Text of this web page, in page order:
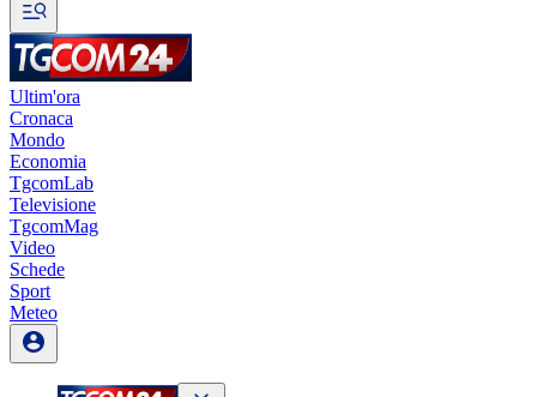
Ultim'ora
Cronaca
Mondo
Economia
TgcomLab
Televisione
TgcomMag
Video
Schede
Sport
Meteo